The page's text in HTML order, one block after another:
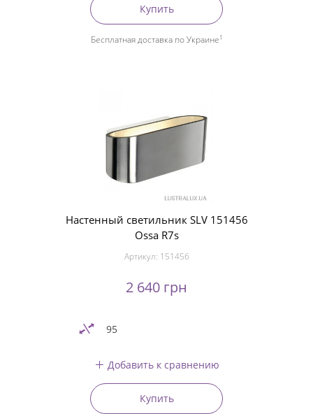
Купить
Бесплатная доставка по Украине1
Настенный светильник SLV 151456
Ossa R7s
Артикул: 151456
2 640 грн
95
Добавить к сравнению
Купить